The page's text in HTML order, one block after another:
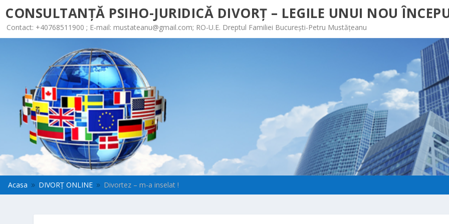
CONSULTANȚĂ PSIHO-JURIDICĂ DIVORȚ – LEGILE UNUI NOU
Contact: +40768511900 ; E-mail: mustateanu@gmail.com; RO-U.E. Dreptul Familiei București-Petru Mustățeanu
Acasa 9 DIVORȚ ONLINE 9 Divortez – m-a inselat !